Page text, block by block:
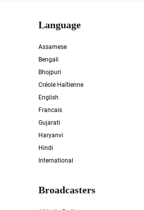
Language
Assamese
Bengali
Bhojpuri
Créole Haïtienne
English
Francais
Gujarati
Haryanvi
Hindi
International
Broadcasters